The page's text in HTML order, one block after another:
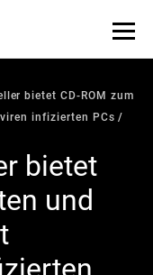
bietet CD-ROM zum
infizierten PCs
bietet
und